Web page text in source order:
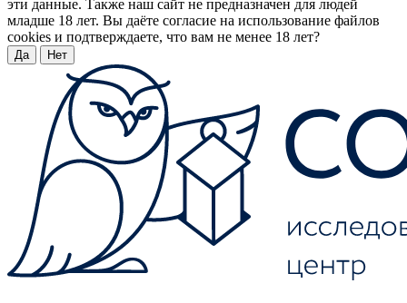
эти данные. Также наш сайт не предназначен для людей
младше 18 лет. Вы даёте согласие на использование файлов
cookies и подтверждаете, что вам не менее 18 лет?
Да Нет